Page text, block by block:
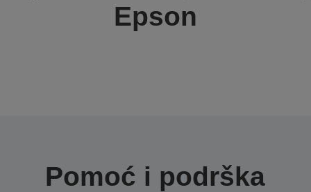
Epson
Pomoć i podrška